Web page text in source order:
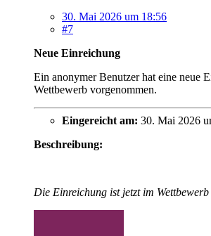
30. Mai 2026 um 18:56
#7
Neue Einreichung
Ein anonymer Benutzer hat eine neue
Wettbewerb vorgenommen.
Eingereicht am: 30. Mai 2026
Beschreibung:
Die Einreichung ist jetzt im